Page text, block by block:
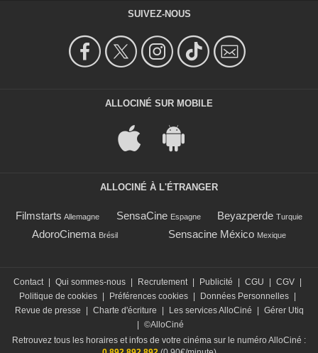
SUIVEZ-NOUS
ALLOCINÉ SUR MOBILE
ALLOCINÉ À L'ÉTRANGER
Filmstarts Allemagne SensaCine Espagne Beyazperde Turquie
AdoroCinema Brésil Sensacine México Mexique
Contact | Qui sommes-nous | Recrutement | Publicité | CGU | CGV |
Politique de cookies | Préférences cookies | Données Personnelles |
Revue de presse
| Charte d'écriture | Les services AlloCiné | Gérer Utiq
| ©AlloCiné
Retrouvez tous les horaires et infos de votre cinéma sur le numéro AlloCiné :